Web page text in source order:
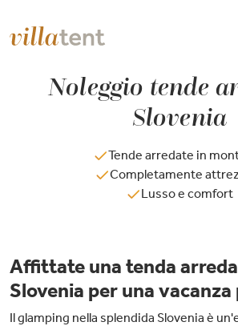
Noleggio tende
Slovenia
Tende arredate in
Completamente
Lusso e comfort
Affittate una tenda
Slovenia per una
Il glamping nella splendida Slovenia è